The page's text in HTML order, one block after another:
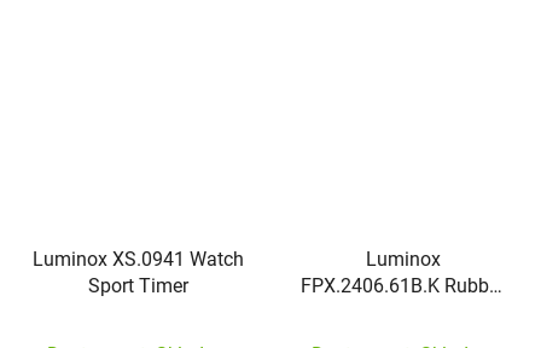
Luminox XS.0941 Watch
Sport Timer
Luminox
FPX.2406.61B.K Rubber